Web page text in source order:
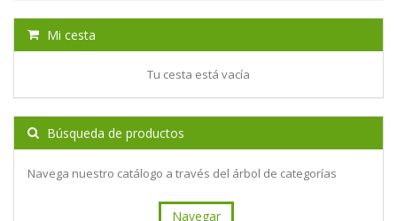
Mi cesta
Tu cesta está vacía
Búsqueda de productos
Navega nuestro catálogo a través del árbol de categorías
Navegar